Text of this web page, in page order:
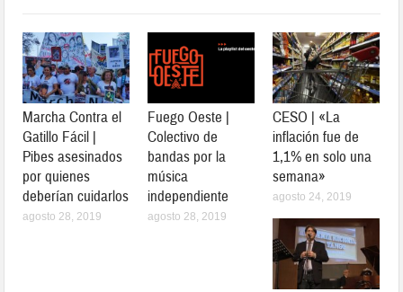
Marcha Contra el
Gatillo Fácil |
Pibes asesinados
por quienes
deberían cuidarlos
agosto 28, 2019
Fuego Oeste |
Colectivo de
bandas por la
música
independiente
agosto 28, 2019
CESO | «La
inflación fue de
1,1% en solo una
semana»
agosto 24, 2019